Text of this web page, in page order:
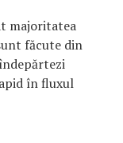
majoritatea
făcute din
în fluxul